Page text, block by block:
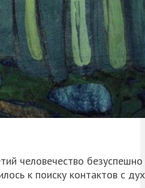
человечество
к поиску контактов с